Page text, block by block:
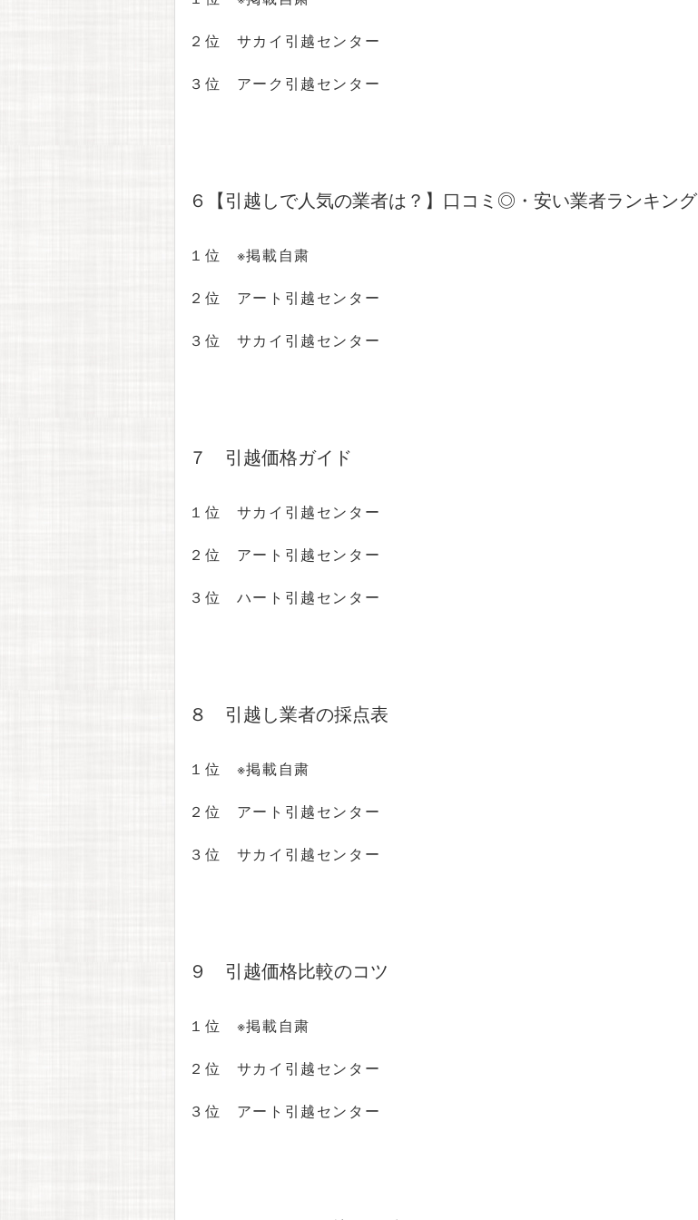
２位 サカイ引越センター
３位 アーク引越センター
６【引越しで人気の業者は？】口コミ◎・安い業者ランキング
１位 ※掲載自粛
２位 アート引越センター
３位 サカイ引越センター
７ 引越価格ガイド
１位 サカイ引越センター
２位 アート引越センター
３位 ハート引越センター
８ 引越し業者の採点表
１位 ※掲載自粛
２位 アート引越センター
３位 サカイ引越センター
９ 引越価格比較のコツ
１位 ※掲載自粛
２位 サカイ引越センター
３位 アート引越センター